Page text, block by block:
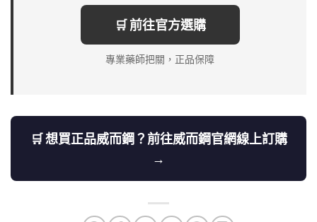
🛒 前往官方選購
專業藥師把關，正品保障
🛒 想買正品威而鋼？前往威而鋼官網線上訂購
→